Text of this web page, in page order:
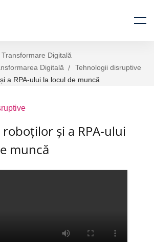
Transformare Digitală
Digitală
Tehnologii disruptive
a RPA-ului la locul de muncă
roboților și a RPA-ului
muncă